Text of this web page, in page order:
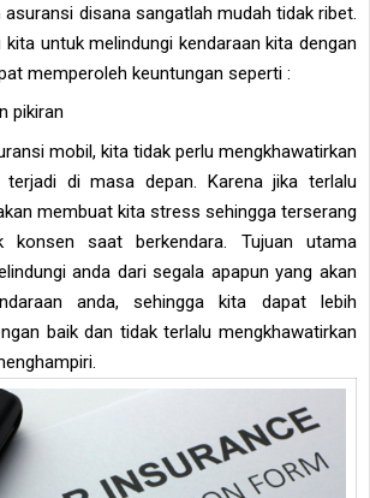
disana sangatlah mudah tidak ribet.
untuk melindungi kendaraan kita dengan
memperoleh keuntungan seperti :
pikiran
mobil, kita tidak perlu mengkhawatirkan
terjadi di masa depan. Karena jika terlalu
membuat kita stress sehingga terserang
konsen saat berkendara. Tujuan utama
anda dari segala apapun yang akan
anda, sehingga kita dapat lebih
baik dan tidak terlalu mengkhawatirkan